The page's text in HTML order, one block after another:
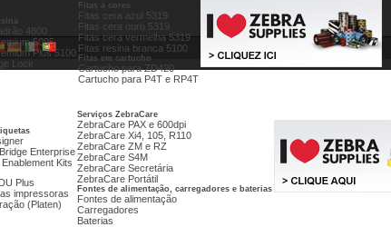
4800
5095
Plus 5100
Lock
Fitas á cores
Fitas cera azul 5319
Fitas cera ouro 5319
Fitas cera vermelha 5319
Fitas resina branca 5100
Fitas em cartucho
Cartucho para ZD420
Cartucho para P4T e RP4T
Enterprise
Kits
Plus
impressoras
(Platen)
Serviços ZebraCare
ZebraCare PAX e 600dpi
ZebraCare Xi4, 105, R110
ZebraCare ZM e RZ
ZebraCare S4M
ZebraCare Secretária
ZebraCare Portátil
Fontes de alimentação, carregadores e baterias
Fontes de alimentação
Carregadores
Baterias